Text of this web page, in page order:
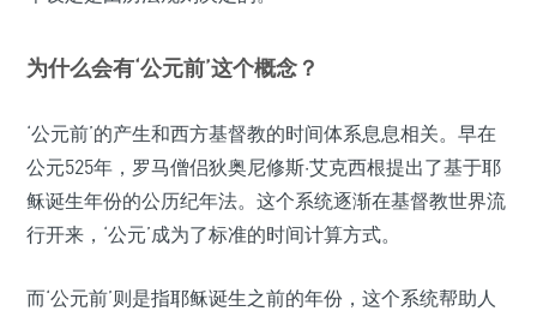
为什么会有‘公元前’这个概念？
‘公元前’的产生和西方基督教的时间体系息息相关。早在
公元525年，罗马僧侣狄奥尼修斯·艾克西根提出了基于耶
稣诞生年份的公历纪年法。这个系统逐渐在基督教世界流
行开来，‘公元’成为了标准的时间计算方式。
而‘公元前’则是指耶稣诞生之前的年份，这个系统帮助人